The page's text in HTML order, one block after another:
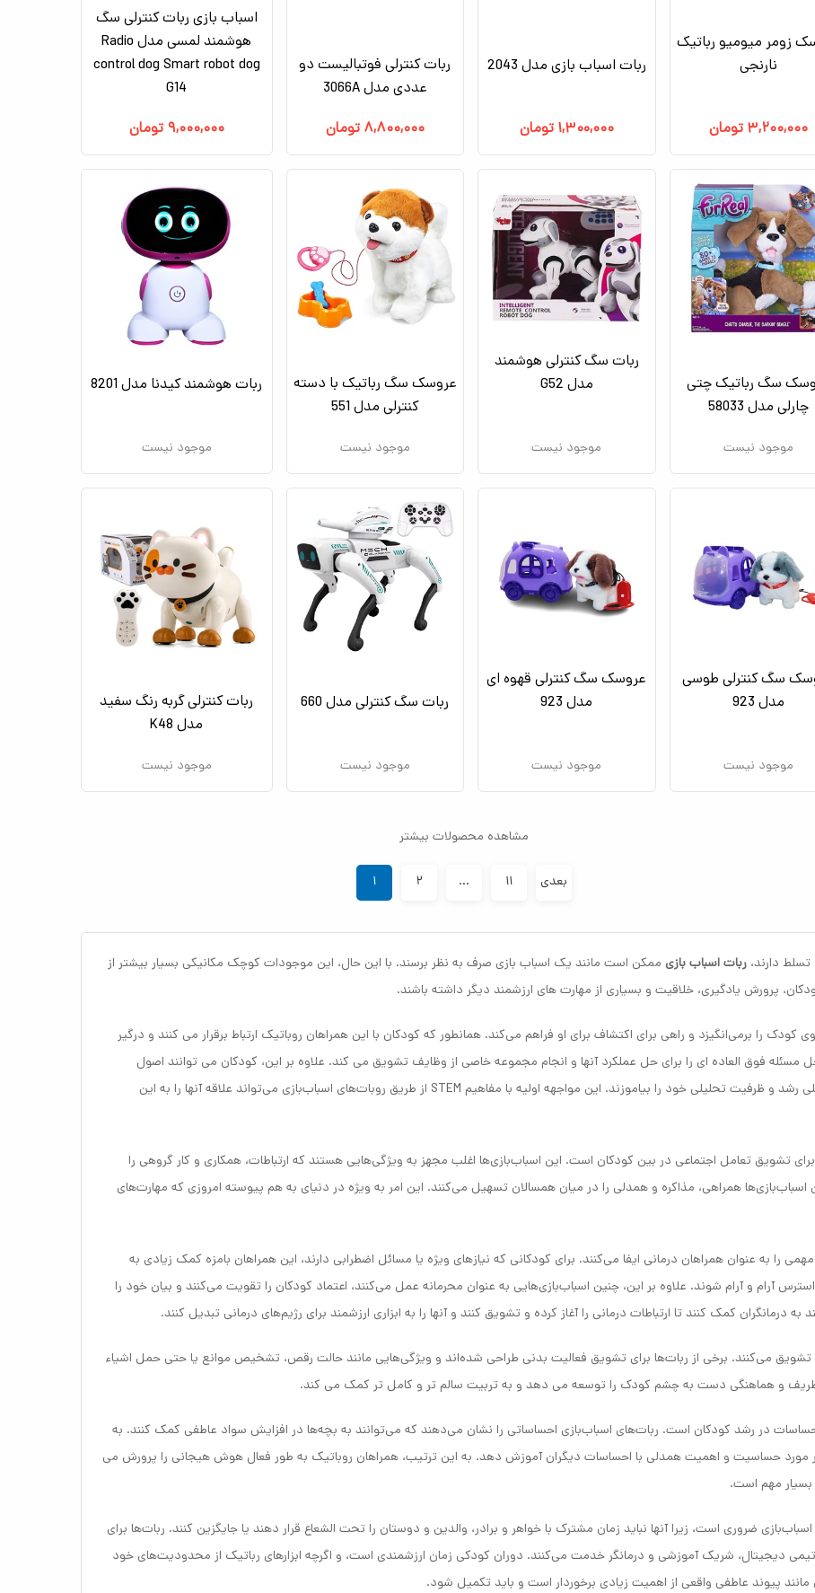
زومر میومیو رباتیک
نارنجی
۳,۲۰۰,۰۰۰ تومان
ربات اسباب بازی مدل 2043
۱,۳۰۰,۰۰۰ تومان
ربات کنترلی فوتبالیست دو
عددی مدل 3066A
۸,۸۰۰,۰۰۰ تومان
اسباب بازی ربات کنترلی سگ
هوشمند لمسی مدل Radio
control dog Smart robot dog
G14
۹,۰۰۰,۰۰۰ تومان
سگ رباتیک چتی
چارلی مدل 58033
موجود نیست
ربات سگ کنترلی هوشمند
مدل G52
موجود نیست
عروسک سگ رباتیک با دسته
کنترلی مدل 551
موجود نیست
ربات هوشمند کیدنا مدل 8201
موجود نیست
سگ کنترلی طوسی
مدل 923
موجود نیست
عروسک سگ کنترلی قهوه ای
مدل 923
موجود نیست
ربات سگ کنترلی مدل 660
موجود نیست
ربات کنترلی گربه رنگ سفید
مدل K48
موجود نیست
مشاهده محصولات بیشتر
۱ ۲ ... ۱۱ بعدی
دارند، ربات اسباب بازی ممکن است مانند یک اسباب بازی صرف به نظر برسند. با این حال، این موجودات کوچک مکانیکی بسیار بیشتر از
پرورش یادگیری، خلاقیت و بسیاری از مهارت های ارزشمند دیگر داشته باشند.
کودک را برمی‌انگیزد و راهی برای اکتشاف برای او فراهم می‌کند. همانطور که کودکان با این همراهان روباتیک ارتباط برقرار می کنند و درگیر
فوق العاده ای را برای حل عملکرد آنها و انجام مجموعه خاصی از وظایف تشویق می کند. علاوه بر این، کودکان می توانند اصول
مهندسی، برنامه نویسی و مهارت های حل مسئله، اجزای اصلی رشد و ظرفیت تحلیلی خود را بیاموزند. این مواجهه اولیه با مفاهیم STEM از طریق روبات‌های اسباب‌بازی می‌تواند علاقه آنها را به این
تشویق تعامل اجتماعی در بین کودکان است. این اسباب‌بازی‌ها اغلب مجهز به ویژگی‌هایی هستند که ارتباطات، همکاری و کار گروهی را
همراهی، مذاکره و همدلی را در میان همسالان تسهیل می‌کنند. این امر به ویژه در دنیای به هم پیوسته امروزی که مهارت‌های
را به عنوان همراهان درمانی ایفا می‌کنند. برای کودکانی که نیازهای ویژه یا مسائل اضطرابی دارند، این همراهان بامزه کمک زیادی به
آرام و آرام شوند. علاوه بر این، چنین اسباب‌بازی‌هایی به عنوان محرمانه عمل می‌کنند، اعتماد کودکان را تقویت می‌کنند و بیان خود را
درمانگران کمک کنند تا ارتباطات درمانی را آغاز کرده و تشویق کنند و آنها را به ابزاری ارزشمند برای رژیم‌های درمانی تبدیل کنند.
تشویق می‌کنند. برخی از ربات‌ها برای تشویق فعالیت بدنی طراحی شده‌اند و ویژگی‌هایی مانند حالت رقص، تشخیص موانع یا حتی حمل اشیاء
ظریف و هماهنگی دست به چشم کودک را توسعه می دهد و به تربیت سالم تر و کامل تر کمک می کند.
در رشد کودکان است. ربات‌های اسباب‌بازی احساساتی را نشان می‌دهند که می‌توانند به بچه‌ها در افزایش سواد عاطفی کمک کنند. به
مورد حساسیت و اهمیت همدلی با احساسات دیگران آموزش دهد. به این ترتیب، همراهان روباتیک به طور فعال هوش هیجانی را پرورش می
بسیار مهم است.
ضروری است، زیرا آنها نباید زمان مشترک با خواهر و برادر، والدین و دوستان را تحت الشعاع قرار دهند یا جایگزین کنند. ربات‌ها برای
دیجیتال، شریک آموزشی و درمانگر خدمت می‌کنند. دوران کودکی زمان ارزشمندی است، و اگرچه ابزارهای رباتیک از محدودیت‌های خود
پیوند عاطفی واقعی از اهمیت زیادی برخوردار است و باید تکمیل شود.